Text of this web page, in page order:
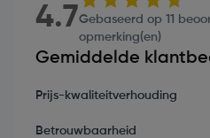
4.7Gebaseerd op 11
opmerking(en)
Gemiddelde
Prijs-kwaliteitverhouding
Betrouwbaarheid